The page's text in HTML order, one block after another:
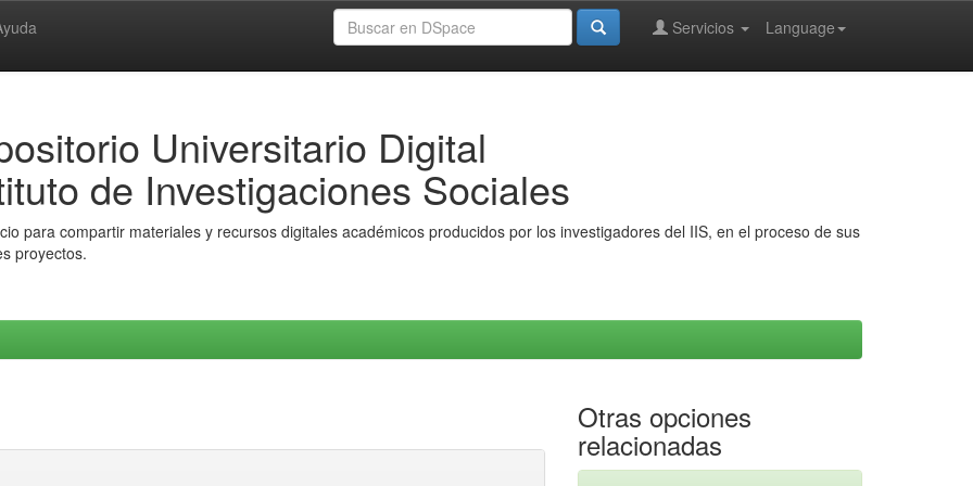
Language
Servicios
Universitario Digital
de Investigaciones Sociales
para compartir materiales y recursos digitales académicos producidos por los investigadores del IIS, en el proceso de sus
proyectos.
Otras opciones
relacionadas